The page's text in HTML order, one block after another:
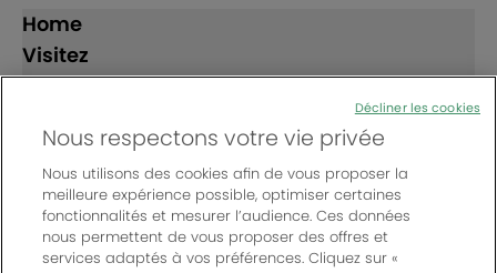
Home
Visitez
Exposez
Suivez-nous
Nous respectons votre vie privée
Nous utilisons des cookies afin de vous proposer la
meilleure expérience possible, optimiser certaines
fonctionnalités et mesurer l’audience. Ces données
nous permettent de vous proposer des offres et
services adaptés à vos préférences. Cliquez sur «
Décliner les cookies